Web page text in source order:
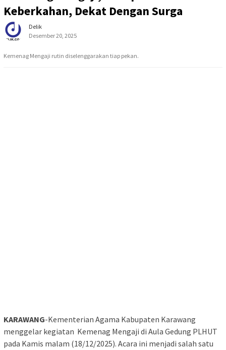
Keberkahan, Dekat Dengan Surga
Delik
Desember 20, 2025
Kemenag Mengaji rutin diselenggarakan tiap pekan.
KARAWANG-Kementerian Agama Kabupaten Karawang
menggelar kegiatan Kemenag Mengaji di Aula Gedung PLHUT
pada Kamis malam (18/12/2025). Acara ini menjadi salah satu